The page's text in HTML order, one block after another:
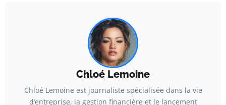
Chloé Lemoine
Chloé Lemoine est journaliste spécialisée dans la vie
d’entreprise, la gestion financière et le lancement